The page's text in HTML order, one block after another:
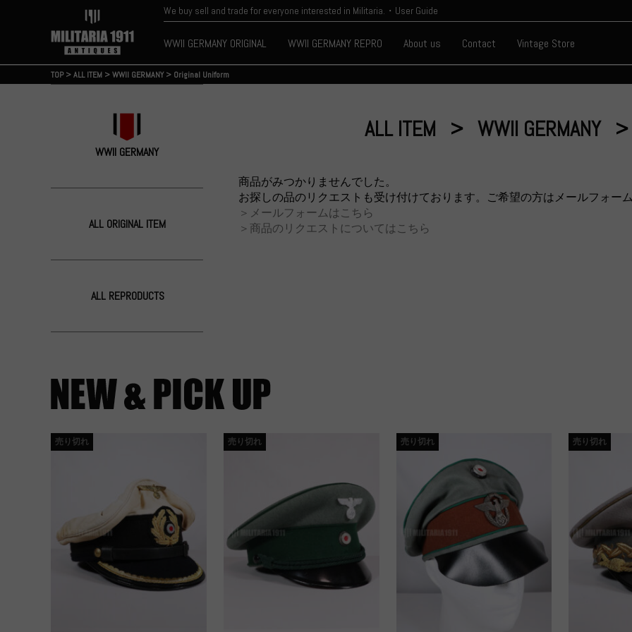
We buy sell and trade for everyone interested in Militaria.・User Guide
WWII GERMANY ORIGINAL WWII GERMANY REPRO About us Contact Vintage Store
TOP>ALL ITEM >WWII GERMANY > Original Uniform
WWII GERMANY
ALL ORIGINAL ITEM
ALL REPRODUCTS
ALL ITEM WWII GERMANY
商品がみつかりませんでした。
お探しの品のリクエストも受け付けております。ご希望の方はメールフォー
＞メールフォームはこちら
＞商品のリクエストについてはこちら
売り切れ 売り切れ 売り切れ 売り切れ